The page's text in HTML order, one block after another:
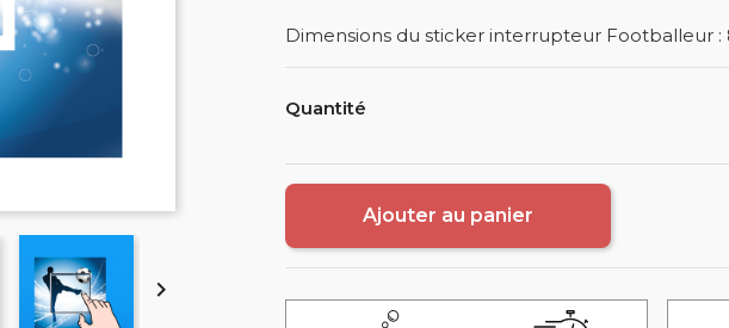

Dimensions du sticker interrupteur Footballeur :
Quantité
Ajouter au panier